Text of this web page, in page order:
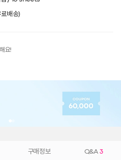
배송)
요!
구매정보 Q&A 3